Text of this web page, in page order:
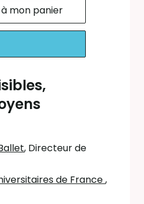
mon panier
, Directeur de
de France,